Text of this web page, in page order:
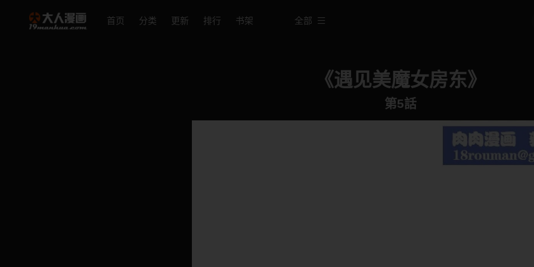
首页 分类 更新 排行 书架 全部
《遇见美魔女房东》
第5話